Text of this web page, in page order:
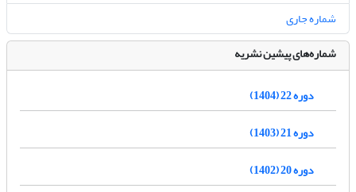
شماره جاری
شماره‌های پیشین نشریه
دوره 22 (1404)
دوره 21 (1403)
دوره 20 (1402)